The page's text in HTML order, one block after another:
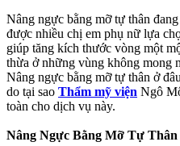
Nâng ngực bằng mỡ tự thân
được nhiều chị em phụ nữ lựa
giúp tăng kích thước vòng một
thừa ở những vùng không mong
Nâng ngực bằng mỡ tự thân ở
do tại sao Thẩm mỹ viện Ngô
toàn cho dịch vụ này.
Nâng Ngực Bằng Mỡ Tự Thân